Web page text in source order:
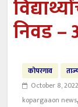
ईच्छा आणि
पंडोरे
आमदार आशुतोष
निवड –
कोपरगाव
October 8, 2022
kopargaaon news,